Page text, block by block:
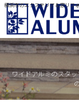
横浜市のエクステリア＆窓リフ
ワイドアルミのスタ